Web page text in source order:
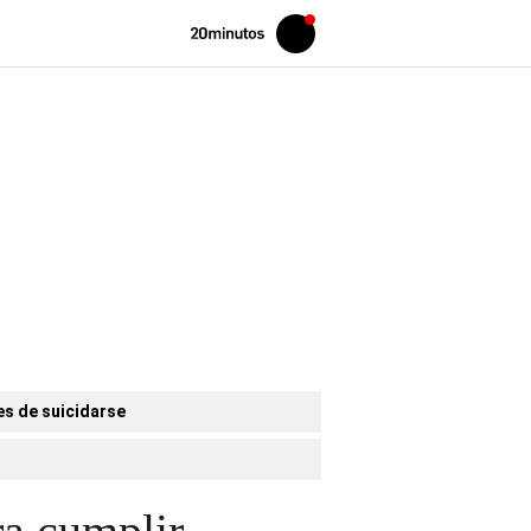
Volver
Iniciar
sesión
de suicidarse